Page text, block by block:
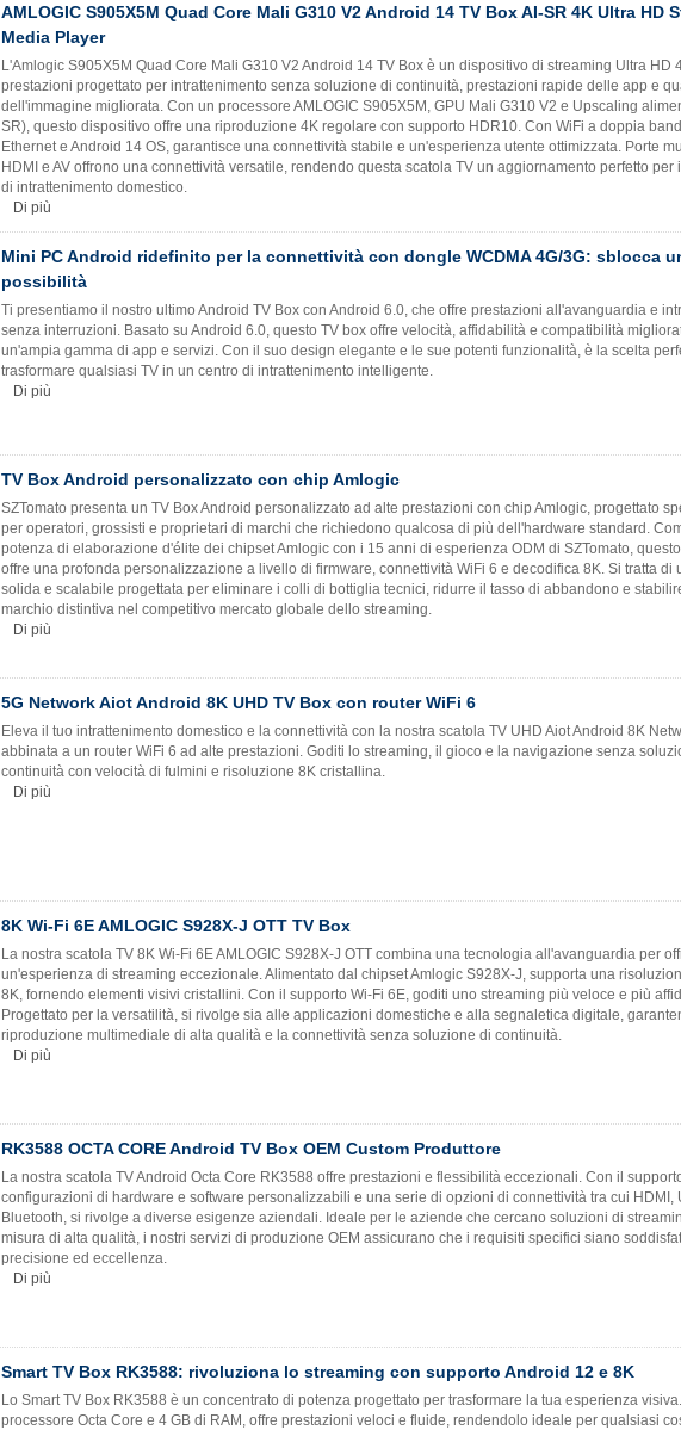
AMLOGIC S905X5M Quad Core Mali G310 V2 Android 14 TV Box AI-SR 4K Ultra HD
Media Player
L'Amlogic S905X5M Quad Core Mali G310 V2 Android 14 TV Box è un dispositivo di streaming Ultra HD
prestazioni progettato per intrattenimento senza soluzione di continuità, prestazioni rapide delle app e
dell'immagine migliorata. Con un processore AMLOGIC S905X5M, GPU Mali G310 V2 e Upscaling
SR), questo dispositivo offre una riproduzione 4K regolare con supporto HDR10. Con WiFi a doppia
Ethernet e Android 14 OS, garantisce una connettività stabile e un'esperienza utente ottimizzata. Porte
HDMI e AV offrono una connettività versatile, rendendo questa scatola TV un aggiornamento perfetto per
di intrattenimento domestico.
Di più
Mini PC Android ridefinito per la connettività con dongle WCDMA 4G/3G: sblocca
possibilità
Ti presentiamo il nostro ultimo Android TV Box con Android 6.0, che offre prestazioni all'avanguardia e
senza interruzioni. Basato su Android 6.0, questo TV box offre velocità, affidabilità e compatibilità
un'ampia gamma di app e servizi. Con il suo design elegante e le sue potenti funzionalità, è la scelta
trasformare qualsiasi TV in un centro di intrattenimento intelligente.
Di più
TV Box Android personalizzato con chip Amlogic
SZTomato presenta un TV Box Android personalizzato ad alte prestazioni con chip Amlogic, progettato
per operatori, grossisti e proprietari di marchi che richiedono qualcosa di più dell'hardware standard.
potenza di elaborazione d'élite dei chipset Amlogic con i 15 anni di esperienza ODM di SZTomato,
offre una profonda personalizzazione a livello di firmware, connettività WiFi 6 e decodifica 8K. Si tratta di
solida e scalabile progettata per eliminare i colli di bottiglia tecnici, ridurre il tasso di abbandono e
marchio distintiva nel competitivo mercato globale dello streaming.
Di più
5G Network Aiot Android 8K UHD TV Box con router WiFi 6
Eleva il tuo intrattenimento domestico e la connettività con la nostra scatola TV UHD Aiot Android 8K
abbinata a un router WiFi 6 ad alte prestazioni. Goditi lo streaming, il gioco e la navigazione senza
continuità con velocità di fulmini e risoluzione 8K cristallina.
Di più
8K Wi-Fi 6E AMLOGIC S928X-J OTT TV Box
La nostra scatola TV 8K Wi-Fi 6E AMLOGIC S928X-J OTT combina una tecnologia all'avanguardia per
un'esperienza di streaming eccezionale. Alimentato dal chipset Amlogic S928X-J, supporta una
8K, fornendo elementi visivi cristallini. Con il supporto Wi-Fi 6E, goditi uno streaming più veloce e più
Progettato per la versatilità, si rivolge sia alle applicazioni domestiche e alla segnaletica digitale,
riproduzione multimediale di alta qualità e la connettività senza soluzione di continuità.
Di più
RK3588 OCTA CORE Android TV Box OEM Custom Produttore
La nostra scatola TV Android Octa Core RK3588 offre prestazioni e flessibilità eccezionali. Con il
configurazioni di hardware e software personalizzabili e una serie di opzioni di connettività tra cui HDMI,
Bluetooth, si rivolge a diverse esigenze aziendali. Ideale per le aziende che cercano soluzioni di
misura di alta qualità, i nostri servizi di produzione OEM assicurano che i requisiti specifici siano
precisione ed eccellenza.
Di più
Smart TV Box RK3588: rivoluziona lo streaming con supporto Android 12 e 8K
Lo Smart TV Box RK3588 è un concentrato di potenza progettato per trasformare la tua esperienza
processore Octa Core e 4 GB di RAM, offre prestazioni veloci e fluide, rendendolo ideale per qualsiasi